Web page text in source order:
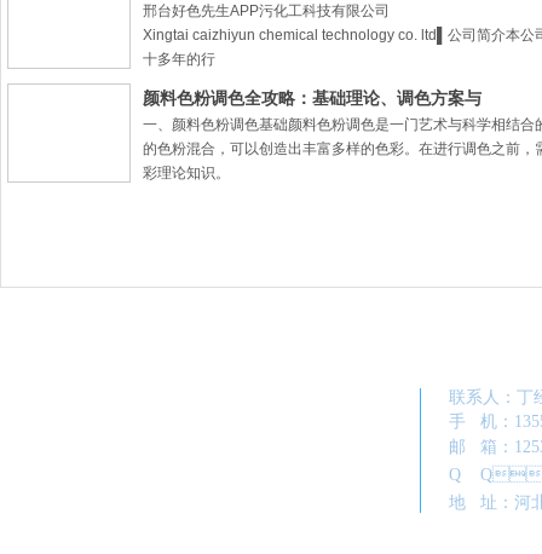
邢台好色先生APP污化工科技有限公司
Xingtai caizhiyun chemical technology co. ltd▌公司简介本公司
十多年的行
颜料色粉调色全攻略：基础理论、调色方案与
一、颜料色粉调色基础颜料色粉调色是一门艺术与科学相结合
的色粉混合，可以创造出丰富多样的色彩。在进行调色之前
彩理论知识。
联系人
手 机
邮 箱
Q Q
地 址：